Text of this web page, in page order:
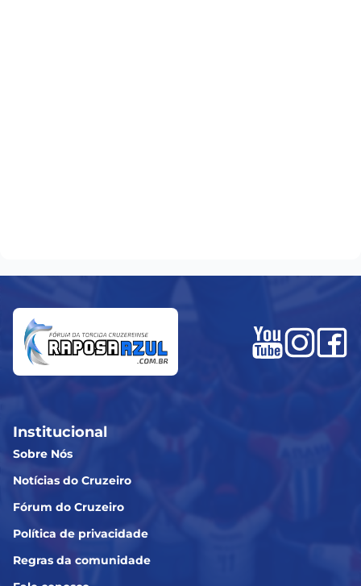
Institucional
Sobre Nós
Notícias do Cruzeiro
Fórum do Cruzeiro
Política de privacidade
Regras da comunidade